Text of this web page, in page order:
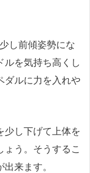
し前傾姿勢にな
ルを気持ち高くし
ダルに力を入れや
少し下げて上体を
う。そうするこ
来ます。